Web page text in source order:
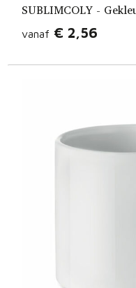
SUBLIMCOLY -
vanaf € 2,56